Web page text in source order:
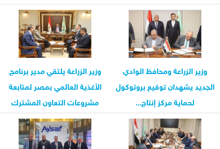
وزير الزراعة ومحافظ الوادي
الجديد يشهدان توقيع بروتوكول
لحماية مركز إنتاج...
وزير الزراعة يلتقي مدير برنامج
الأغذية العالمي بمصر لمتابعة
مشروعات التعاون المشترك